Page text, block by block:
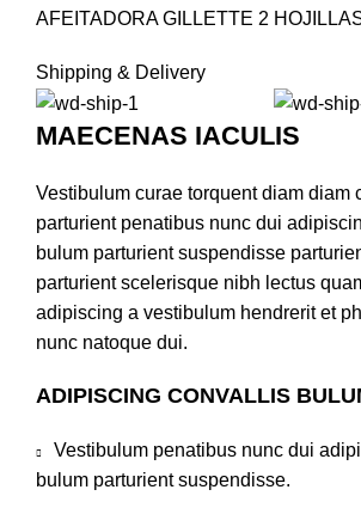
AFEITADORA GILLETTE 2
Shipping & Delivery
MAECENAS IACULIS
Vestibulum curae torquent diam diam
parturient penatibus nunc dui
bulum parturient suspendisse
parturient scelerisque nibh lectus
adipiscing a vestibulum hendrerit et
nunc natoque dui.
ADIPISCING CONVALLIS
Vestibulum penatibus nunc dui
bulum parturient suspendisse.